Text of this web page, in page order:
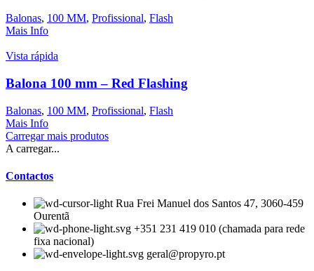
Balonas, 100 MM, Profissional, Flash
Mais Info
Vista rápida
Balona 100 mm – Red Flashing
Balonas, 100 MM, Profissional, Flash
Mais Info
Carregar mais produtos
A carregar...
Contactos
Rua Frei Manuel dos Santos 47, 3060-459
Ourentã​
+351 231 419 010 (chamada para rede
fixa nacional)
geral@propyro.pt